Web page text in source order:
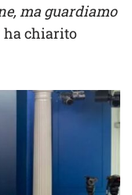
ma guardiamo
ha chiarito